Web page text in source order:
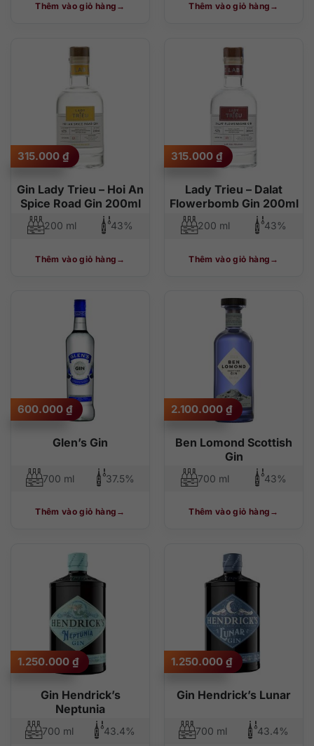
Thêm vào giỏ hàng Thêm vào giỏ hàng
Gin Lady Trieu – Hoi An
Spice Road Gin 200ml
315.000 ₫
200 ml 43%
Thêm vào giỏ hàng
Lady Trieu – Dalat
Flowerbomb Gin 200ml
315.000 ₫
200 ml 43%
Thêm vào giỏ hàng
Glen’s Gin
600.000 ₫
700 ml 37.5%
Thêm vào giỏ hàng
Ben Lomond Scottish
Gin
2.100.000 ₫
700 ml 43%
Thêm vào giỏ hàng
Gin Hendrick’s
Neptunia
1.250.000 ₫
700 ml 43.4%
Gin Hendrick’s Lunar
1.250.000 ₫
700 ml 43.4%